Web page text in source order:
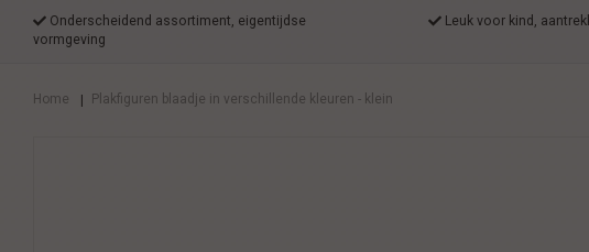
Onderscheidend assortiment, eigentijdse
vormgeving
Leuk voor kind,
Home | Plakfiguren blaadje in verschillende kleuren - klein